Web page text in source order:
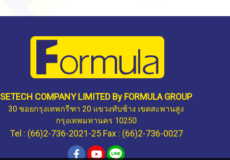
SETECH COMPANY LIMITED By FORMULA GROUP
30 ซอยกรุงเทพกรีฑา 20 แขวงทับช้าง เขตสะพานสูง
กรุงเทพมหานคร 10250
Tel : (66)2-736-2021-25 Fax : (66)2-736-0027